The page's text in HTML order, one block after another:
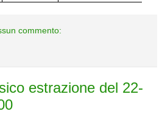
commento:
estrazione del 22-